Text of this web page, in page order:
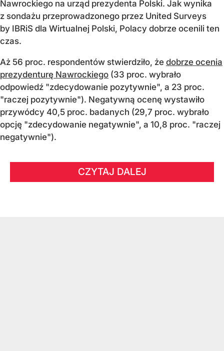
Nawrockiego na urząd prezydenta Polski. Jak wynika
z sondażu przeprowadzonego przez United Surveys
by IBRiS dla Wirtualnej Polski, Polacy dobrze ocenili ten
czas.
Aż 56 proc. respondentów stwierdziło, że dobrze ocenia
prezydenturę Nawrockiego (33 proc. wybrało
odpowiedź "zdecydowanie pozytywnie", a 23 proc.
"raczej pozytywnie"). Negatywną ocenę wystawiło
przywódcy 40,5 proc. badanych (29,7 proc. wybrało
opcję "zdecydowanie negatywnie", a 10,8 proc. "raczej
negatywnie").
CZYTAJ DALEJ